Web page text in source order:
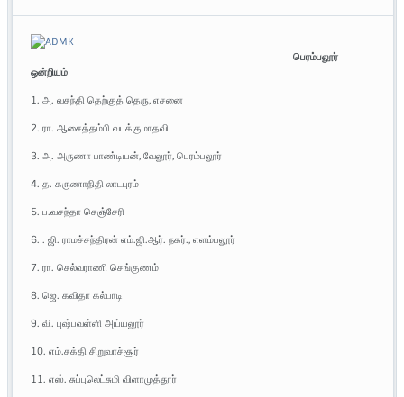
பெரம்பலூர்
ஒன்றியம்
1. அ. வசந்தி தெற்குத் தெரு, எசனை
2. ரா. ஆசைத்தம்பி வடக்குமாதவி
3. அ. அருணா பாண்டியன், வேலூர், பெரம்பலூர்
4. த. கருணாநிதி லாடபுரம்
5. ப.வசந்தா செஞ்சேரி
6. . ஜி. ராமச்சந்திரன் எம்.ஜி.ஆர். நகர்., எளம்பலூர்
7. ரா. செல்வராணி செங்குணம்
8. ஜெ. கவிதா கல்பாடி
9. வி. புஷ்பவள்ளி அய்யலூர்
10. எம்.சக்தி சிறுவாச்சூர்
11. எஸ். சுப்புலெட்சுமி விளாமுத்தூர்